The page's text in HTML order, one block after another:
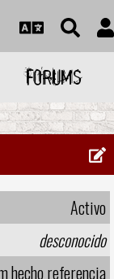
FORUMS
Activo
desconocido
hecho referencia